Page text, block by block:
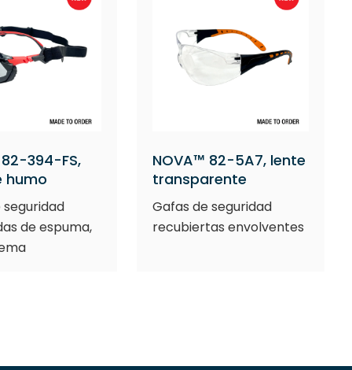
394-FS,
humo
seguridad
de espuma,
NOVA™ 82-5A7, lente
transparente
Gafas de seguridad
recubiertas envolventes